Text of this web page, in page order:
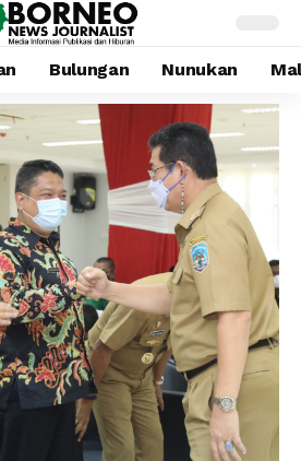
Bulungan Nunukan